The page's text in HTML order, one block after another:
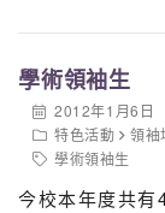
學術領袖生
2012年1月6日
特色活動
領袖
學術領袖生
今校本年度共有